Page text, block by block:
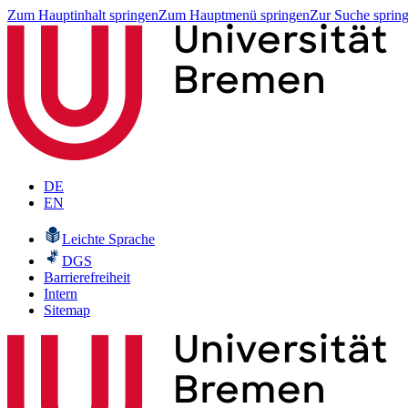
Zum Hauptinhalt springenZum Hauptmenü springenZur Suche
DE
EN
Leichte Sprache
DGS
Barrierefreiheit
Intern
Sitemap